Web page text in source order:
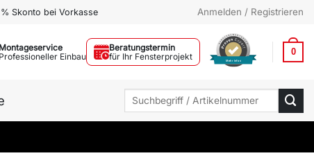
Skonto bei Vorkasse Anmelden / Registrieren
Montageservice
Professioneller Einbau
Beratungstermin
für Ihr Fensterprojekt
Mehr Infos
0
Suchen